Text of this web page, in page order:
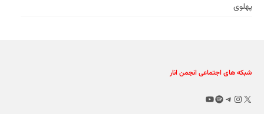
پهلوی
شبکه های اجتماعی انجمن انار
X اینستاگرم
تلگرام
اسپاتیفای
یوتیوب